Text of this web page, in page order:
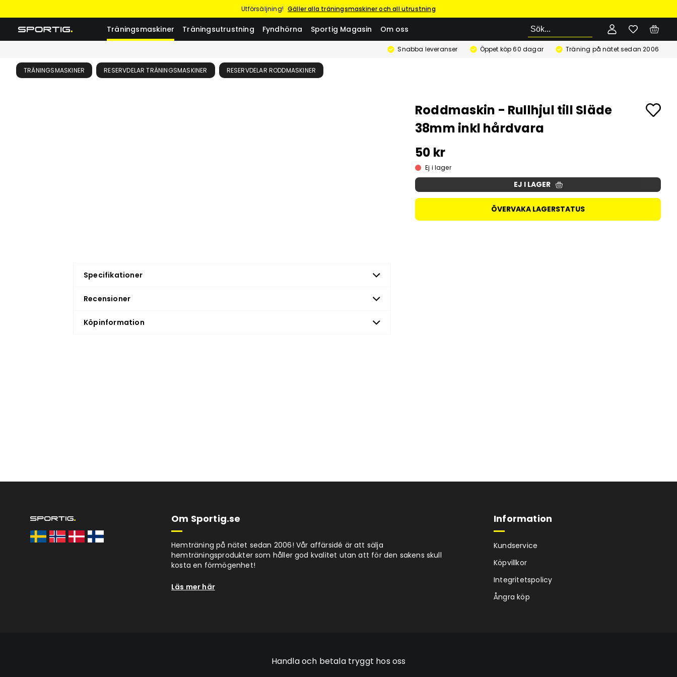
Utförsäljning! Gäller alla träningsmaskiner och all utrustning
Träningsmaskiner Träningsutrustning Fyndhörna Sportig Magasin Om oss Sök
Snabba leveranser Öppet köp 60 dagar Träning på nätet sedan 2006
TRÄNINGSMASKINER RESERVDELAR TRÄNINGSMASKINER RESERVDELAR RODDMASKINER
Roddmaskin - Rullhjul till Släde
38mm inkl hårdvara
50 kr
Ej i lager
EJ I LAGER
ÖVERVAKA LAGERSTATUS
Specifikationer
Recensioner
Köpinformation
Om Sportig.se
Hemträning på nätet sedan 2006! Vår affärsidé är att sälja
hemträningsprodukter som håller god kvalitet utan att för den sakens skull
kosta en förmögenhet!
Läs mer här
Information
Kundservice
Köpvillkor
Integritetspolicy
Ångra köp
Handla och betala tryggt hos oss